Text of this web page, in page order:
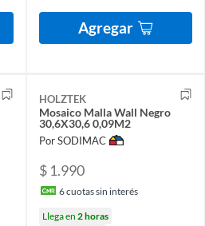
Agregar
HOLZTEK
Mosaico Malla Wall Negro
30,6X30,6 0,09M2
Por SODIMAC
$ 1.990
6cuotas sin interés
Llega en 2 horas